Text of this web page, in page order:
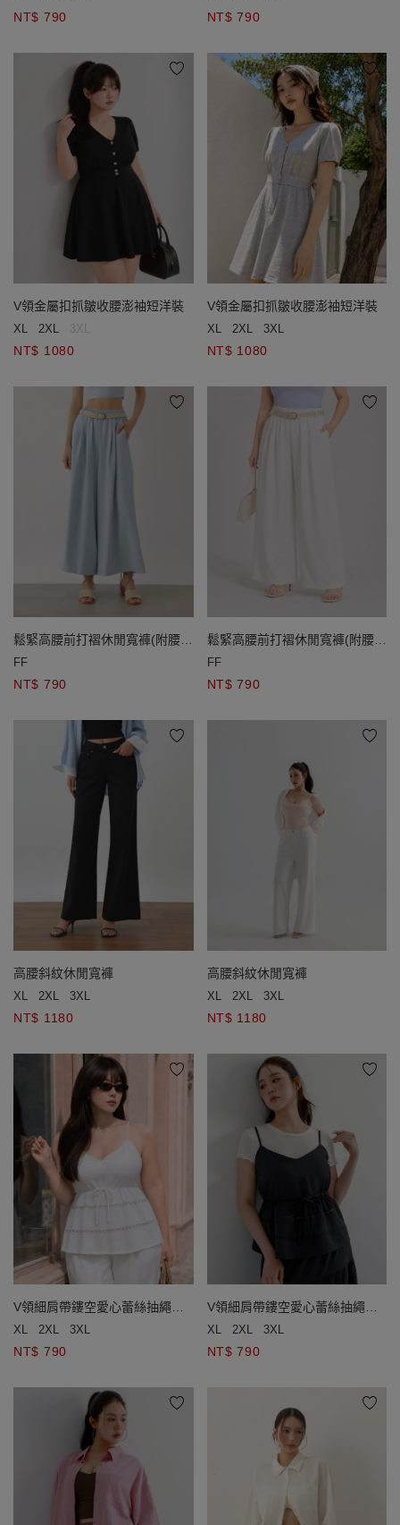
NT$ 790 NT$ 790
V領金屬扣抓皺收腰澎袖短洋裝
XL 2XL 3XL
NT$ 1080
V領金屬扣抓皺收腰澎袖短洋裝
XL 2XL 3XL
NT$ 1080
鬆緊高腰前打褶休閒寬褲(附腰
帶)
FF
NT$ 790
鬆緊高腰前打褶休閒寬褲(附腰
帶)
FF
NT$ 790
高腰斜紋休閒寬褲
XL 2XL 3XL
NT$ 1180
高腰斜紋休閒寬褲
XL 2XL 3XL
NT$ 1180
V領細肩帶鏤空愛心蕾絲抽繩收
腰傘擺背心(附胸墊)
XL 2XL 3XL
NT$ 790
V領細肩帶鏤空愛心蕾絲抽繩收
腰傘擺背心(附胸墊)
XL 2XL 3XL
NT$ 790